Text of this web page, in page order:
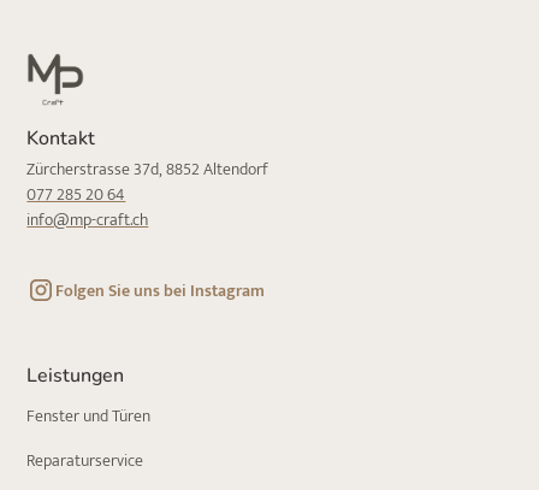
Kontakt
Zürcherstrasse 37d, 8852 Altendorf
077 285 20 64
info@mp-craft.ch
Folgen Sie uns bei Instagram
Leistungen
Fenster und Türen
Reparaturservice